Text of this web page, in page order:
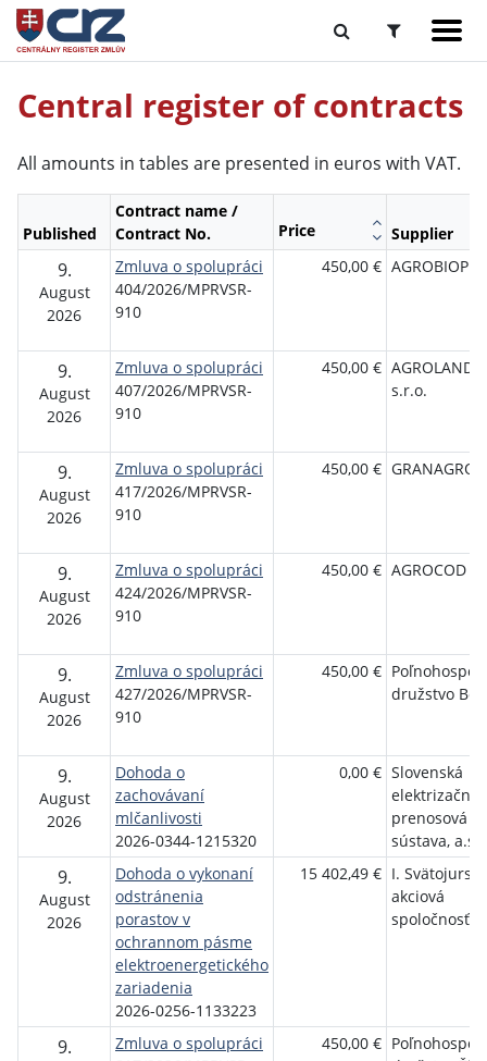
Central register of contracts
All amounts in tables are presented in euros with VAT.
Published
Contract name /
Contract No.
Price Supplier
9.
August
2026
Zmluva o spolupráci
404/2026/MPRVSR-
910
450,00 € AGROBIOP
9.
August
2026
Zmluva o spolupráci
407/2026/MPRVSR-
910
450,00 € AGROLAND
s.r.o.
9.
August
2026
Zmluva o spolupráci
417/2026/MPRVSR-
910
450,00 € GRANAGRO,
9.
August
2026
Zmluva o spolupráci
424/2026/MPRVSR-
910
450,00 € AGROCOD
9.
August
2026
Zmluva o spolupráci
427/2026/MPRVSR-
910
450,00 €
družstvo
9.
August
2026
Dohoda o
zachovávaní
mlčanlivosti
2026-0344-1215320
0,00 € Slovenská
elektrizačná
prenosová
sústava, a.s.
9.
August
2026
Dohoda o vykonaní
odstránenia
porastov v
ochrannom pásme
elektroenergetického
zariadenia
2026-0256-1133223
15 402,49 € I.
akciová
spoločnosť
9.
Zmluva o spolupráci
450,00 €